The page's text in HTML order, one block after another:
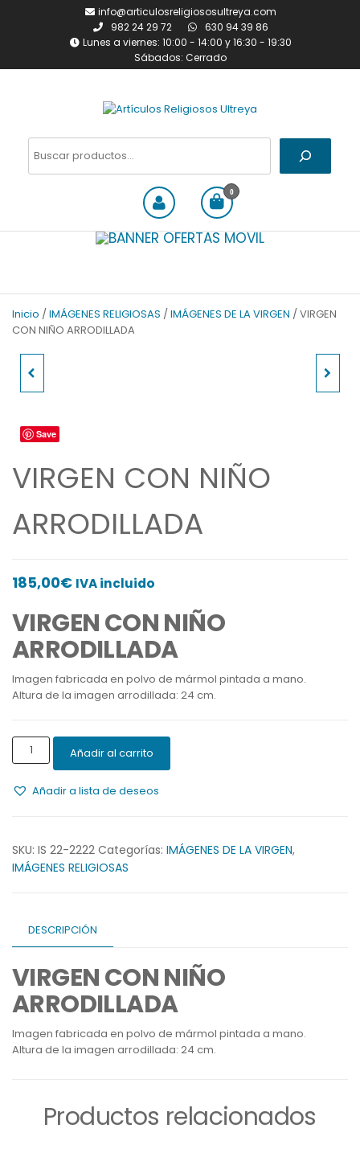
info@articulosreligiososultreya.com
982 24 29 72
630 94 39 86
Lunes a viernes: 10:00 - 14:00 y 16:30 - 19:30
Sábados: Cerrado
Artículos Religiosos Ultreya
venta de todo tipo de
Buscar
0
Inicio / IMÁGENES RELIGIOSAS / IMÁGENES DE LA VIRGEN / VIRGEN
CON NIÑO ARRODILLADA
Save
VIRGEN CON NIÑO
ARRODILLADA
185,00€ IVA incluido
VIRGEN CON NIÑO
ARRODILLADA
Imagen fabricada en polvo de mármol pintada a mano.
Altura de la imagen arrodillada: 24 cm.
VIRGEN
CON
ARRODILLADA
Añadir al carrito
Añadir a lista de deseos
SKU: IS 22-2222 Categorías: IMÁGENES DE LA VIRGEN,
IMÁGENES RELIGIOSAS
DESCRIPCIÓN
VIRGEN CON NIÑO
ARRODILLADA
Imagen fabricada en polvo de mármol pintada a mano.
Altura de la imagen arrodillada: 24 cm.
Productos relacionados